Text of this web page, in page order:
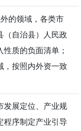
的领域，各类市
（自治县）人民政
质的负面清单；
，按照内外资一致
发展定位、产业规
程序制定产业引导